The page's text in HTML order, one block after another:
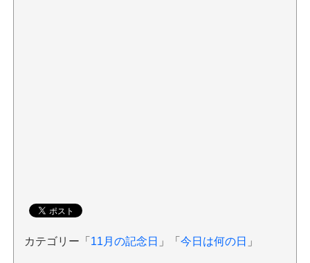
カテゴリー「 11月の記念日 」「 今日は何の日 」